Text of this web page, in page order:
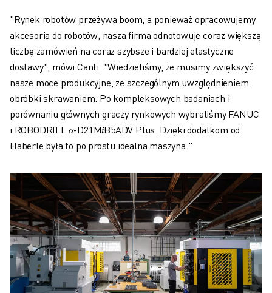
"Rynek robotów przeżywa boom, a ponieważ opracowujemy
akcesoria do robotów, nasza firma odnotowuje coraz większą
liczbę zamówień na coraz szybsze i bardziej elastyczne
dostawy", mówi Canti. "Wiedzieliśmy, że musimy zwiększyć
nasze moce produkcyjne, ze szczególnym uwzględnieniem
obróbki skrawaniem. Po kompleksowych badaniach i
porównaniu głównych graczy rynkowych wybraliśmy FANUC
i ROBODRILL 𝛼-D21M𝑖B5ADV Plus. Dzięki dodatkom od
Häberle była to po prostu idealna maszyna."